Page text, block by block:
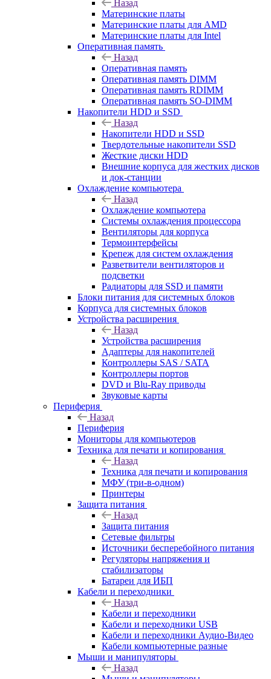
Назад
Материнские платы
Материнские платы для AMD
Материнские платы для Intel
Оперативная память
Назад
Оперативная память
Оперативная память DIMM
Оперативная память RDIMM
Оперативная память SO-DIMM
Накопители HDD и SSD
Назад
Накопители HDD и SSD
Твердотельные накопители SSD
Жесткие диски HDD
Внешние корпуса для жестких дисков
и док-станции
Охлаждение компьютера
Назад
Охлаждение компьютера
Системы охлаждения процессора
Вентиляторы для корпуса
Термоинтерфейсы
Крепеж для систем охлаждения
Разветвители вентиляторов и
подсветки
Радиаторы для SSD и памяти
Блоки питания для системных блоков
Корпуса для системных блоков
Устройства расширения
Назад
Устройства расширения
Адаптеры для накопителей
Контроллеры SAS / SATA
Контроллеры портов
DVD и Blu-Ray приводы
Звуковые карты
Периферия
Назад
Периферия
Мониторы для компьютеров
Техника для печати и копирования
Назад
Техника для печати и копирования
МФУ (три-в-одном)
Принтеры
Защита питания
Назад
Защита питания
Сетевые фильтры
Источники бесперебойного питания
Регуляторы напряжения и
стабилизаторы
Батареи для ИБП
Кабели и переходники
Назад
Кабели и переходники
Кабели и переходники USB
Кабели и переходники Аудио-Видео
Кабели компьютерные разные
Мыши и манипуляторы
Назад